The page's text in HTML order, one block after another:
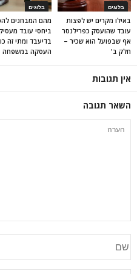
בלוגים
מהם המבחנים
ביחסי עובד
בדיעבד ומתי זה
העסקה במשפחה
בלוגים
באילו מקרים יש לפצות
עובד שהועסק כפרילנסר
אף שבפועל הוא שכיר –
חלק ב'
אין תגובות
השאר תגובה